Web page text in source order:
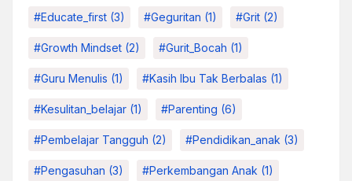
#educate_first (3) #Geguritan (1) #grit (2)
#growth Mindset (2) #Gurit_Bocah (1)
#Guru Menulis (1) #kasih Ibu Tak Berbalas (1)
#kesulitan_belajar (1) #parenting (6)
#pembelajar Tangguh (2) #pendidikan_anak (3)
#pengasuhan (3) #Perkembangan Anak (1)